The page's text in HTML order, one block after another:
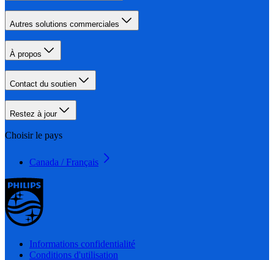
Autres solutions commerciales
À propos
Contact du soutien
Restez à jour
Choisir le pays
Canada / Français
Informations confidentialité
Conditions d'utilisation